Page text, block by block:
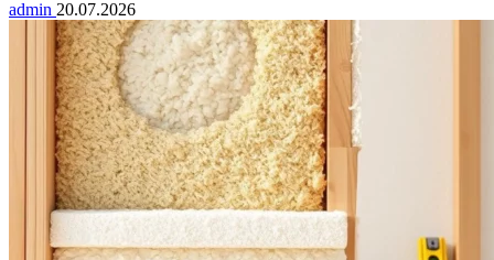
admin 20.07.2026